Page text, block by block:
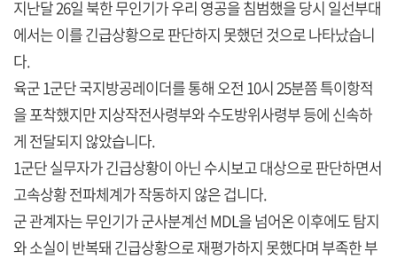
지난달 26일 북한 무인기가 우리 영공을 침범했을 당시 일선부대
에서는 이를 긴급상황으로 판단하지 못했던 것으로 나타났습니
다.
육군 1군단 국지방공레이더를 통해 오전 10시 25분쯤 특이항적
을 포착했지만 지상작전사령부와 수도방위사령부 등에 신속하
게 전달되지 않았습니다.
1군단 실무자가 긴급상황이 아닌 수시보고 대상으로 판단하면서
고속상황 전파체계가 작동하지 않은 겁니다.
군 관계자는 무인기가 군사분계선 MDL을 넘어온 이후에도 탐지
와 소실이 반복돼 긴급상황으로 재평가하지 못했다며 부족한 부